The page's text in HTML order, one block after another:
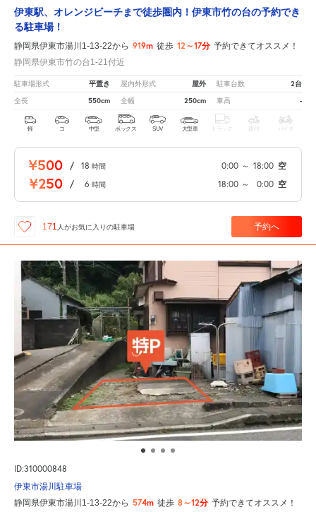
伊東駅、オレンジビーチまで徒歩圏内！伊東市竹の台の予約でき
る駐車場！
静岡県伊東市湯川1-13-22から 919m 徒歩 12～17分 予約できてオススメ！
静岡県伊東市竹の台1-21付近
駐車場形式 平置き 屋内外形式 屋外 駐車台数 2台
全長 550cm 全幅 250cm 車高 -
軽 コ 中型 ボックス SUV 大型車 トラック 原付 バイク
¥500 / 18 時間 0:00 ～ 18:00 空
¥250 / 6 時間 18:00 ～ 0:00 空
171 人がお気に入りの駐車場 予約へ
ID:310000848
伊東市湯川駐車場
静岡県伊東市湯川1-13-22から 574m 徒歩 8～12分 予約できてオススメ！